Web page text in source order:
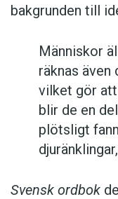
bakgrunden till
Människor
räknas även
vilket gör att
blir de en
plötsligt
Svensk ordbok